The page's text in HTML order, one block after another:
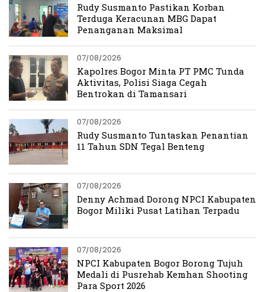
Rudy Susmanto Pastikan Korban
Terduga Keracunan MBG Dapat
Penanganan Maksimal
07/08/2026
Kapolres Bogor Minta PT PMC Tunda
Aktivitas, Polisi Siaga Cegah
Bentrokan di Tamansari
07/08/2026
Rudy Susmanto Tuntaskan Penantian
11 Tahun SDN Tegal Benteng
07/08/2026
Denny Achmad Dorong NPCI Kabupaten
Bogor Miliki Pusat Latihan Terpadu
07/08/2026
NPCI Kabupaten Bogor Borong Tujuh
Medali di Pusrehab Kemhan Shooting
Para Sport 2026